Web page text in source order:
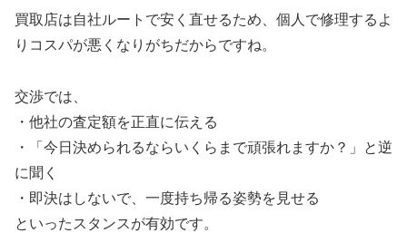
買取店は自社ルートで安く直せるため、個人で修理するよ
りコスパが悪くなりがちだからですね。
交渉では、
・他社の査定額を正直に伝える
・「今日決められるならいくらまで頑張れますか？」と逆
に聞く
・即決はしないで、一度持ち帰る姿勢を見せる
といったスタンスが有効です。